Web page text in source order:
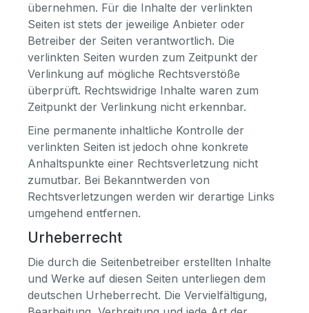
übernehmen. Für die Inhalte der verlinkten
Seiten ist stets der jeweilige Anbieter oder
Betreiber der Seiten verantwortlich. Die
verlinkten Seiten wurden zum Zeitpunkt der
Verlinkung auf mögliche Rechtsverstöße
überprüft. Rechtswidrige Inhalte waren zum
Zeitpunkt der Verlinkung nicht erkennbar.
Eine permanente inhaltliche Kontrolle der
verlinkten Seiten ist jedoch ohne konkrete
Anhaltspunkte einer Rechtsverletzung nicht
zumutbar. Bei Bekanntwerden von
Rechtsverletzungen werden wir derartige Links
umgehend entfernen.
Urheberrecht
Die durch die Seitenbetreiber erstellten Inhalte
und Werke auf diesen Seiten unterliegen dem
deutschen Urheberrecht. Die Vervielfältigung,